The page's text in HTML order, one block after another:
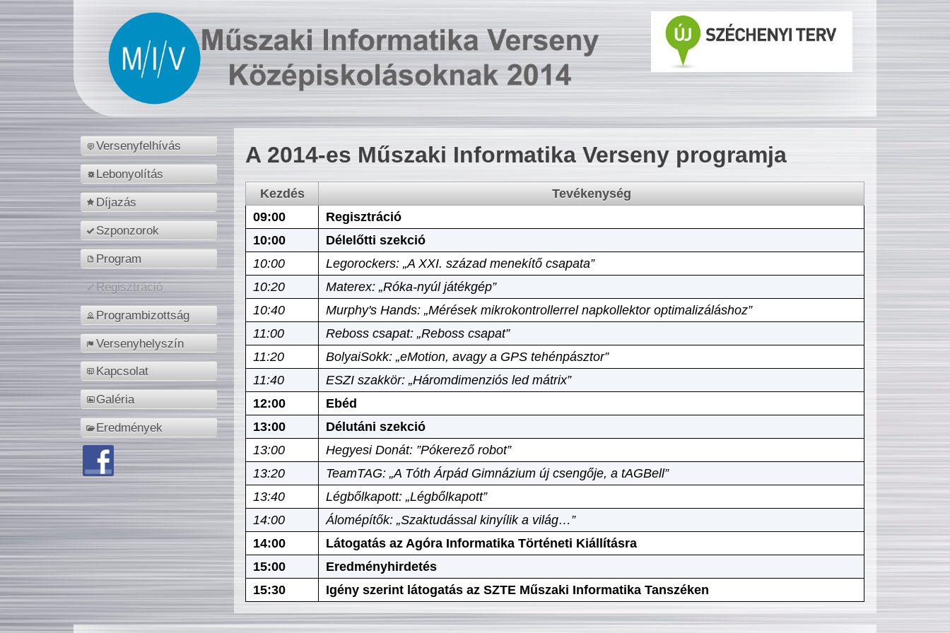
Versenyfelhívás
Lebonyolítás
Díjazás
Szponzorok
Program
Regisztráció
Programbizottság
Versenyhelyszín
Kapcsolat
Galéria
Eredmények
A 2014-es Műszaki Informatika Verseny programja
Kezdés
Tevékenység
09:00
Regisztráció
10:00
Délelőtti szekció
10:00
Legorockers: „A XXI. század menekítő csapata”
10:20
Materex: „Róka-nyúl játékgép”
10:40
Murphy's Hands: „Mérések mikrokontrollerrel napkollektor optimalizáláshoz”
11:00
Reboss csapat: „Reboss csapat”
11:20
BolyaiSokk: „eMotion, avagy a GPS tehénpásztor”
11:40
ESZI szakkör: „Háromdimenziós led mátrix”
12:00
Ebéd
13:00
Délutáni szekció
13:00
Hegyesi Donát: ”Pókerező robot”
13:20
TeamTAG: „A Tóth Árpád Gimnázium új csengője, a tAGBell”
13:40
Légbőlkapott: „Légbőlkapott”
14:00
Álomépítők: „Szaktudással kinyílik a világ…”
14:00
Látogatás az Agóra Informatika Történeti Kiállításra
15:00
Eredményhirdetés
15:30
Igény szerint látogatás az SZTE Műszaki Informatika Tanszéken